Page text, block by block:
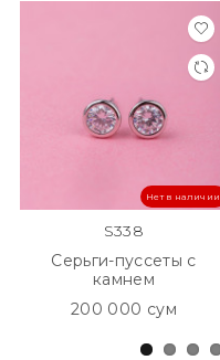
Нет в наличии
S338
Серьги-пуссеты с
камнем
200 000 сум